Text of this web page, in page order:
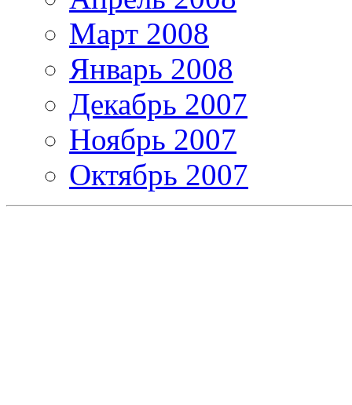
Март 2008
Январь 2008
Декабрь 2007
Ноябрь 2007
Октябрь 2007